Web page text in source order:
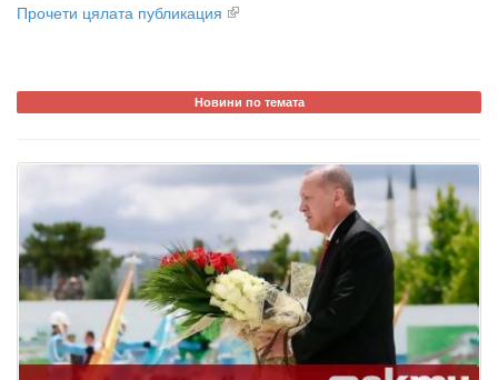
Прочети цялата публикация
Новини по темата